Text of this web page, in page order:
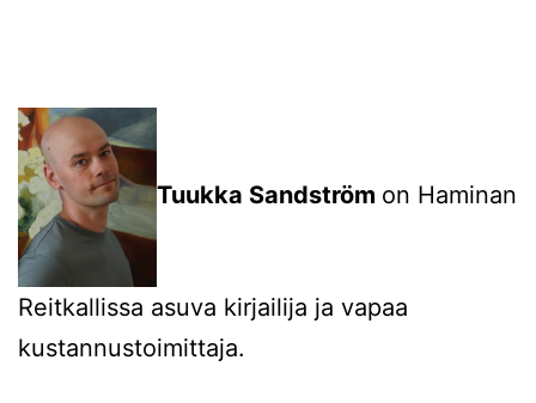
Tuukka Sandström on Haminan
Reitkallissa asuva kirjailija ja vapaa
kustannustoimittaja.